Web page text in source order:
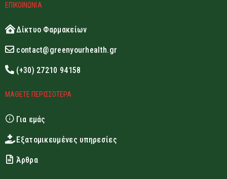
ΕΠΙΚΟΙΝΩΝΙΑ
Δίκτυο Φαρμακείων
contact@greenyourhealth.gr
(+30) 27210 94158
ΜΑΘΕΤΕ ΠΕΡΙΣΣΟΤΕΡΑ
Για εμάς
Εξατομικευμένες υπηρεσίες
Άρθρα